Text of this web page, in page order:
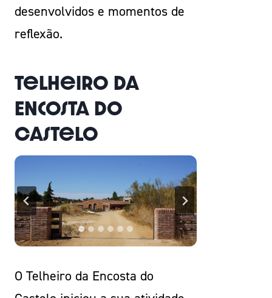
desenvolvidos e momentos de
reflexão.
Telheiro da
Encosta do
Castelo
O Telheiro da Encosta do